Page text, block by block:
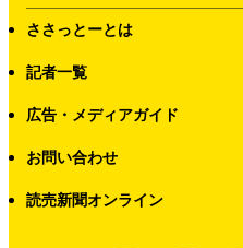
ささっとーとは
記者一覧
広告・メディアガイド
お問い合わせ
読売新聞オンライン